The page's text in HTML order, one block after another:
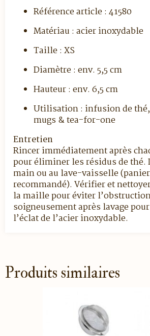
Référence article : 41580
Matériau : acier inoxydable
Taille : XS
Diamètre : env. 5,5 cm
Hauteur : env. 6,5 cm
Utilisation : infusion de
mugs & tea-for-one
Entretien
Rincer immédiatement après
pour éliminer les résidus de thé.
main ou au lave-vaisselle
recommandé). Vérifier et
la maille pour éviter
soigneusement après lavage
l’éclat de l’acier inoxydable.
Produits similaires